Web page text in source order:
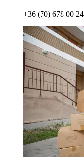
+36 (70) 678 00 24